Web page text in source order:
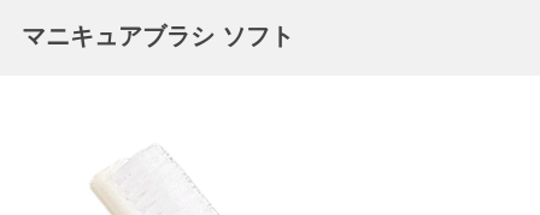
マニキュアブラシ ソフト